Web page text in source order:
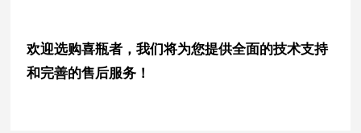
欢迎选购喜瓶者，我们将为您提供全面的技术支持
和完善的售后服务！